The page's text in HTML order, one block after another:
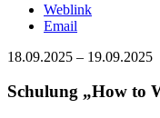
Weblink
Email
18.09.2025 – 19.09.2025
Schulung „How to